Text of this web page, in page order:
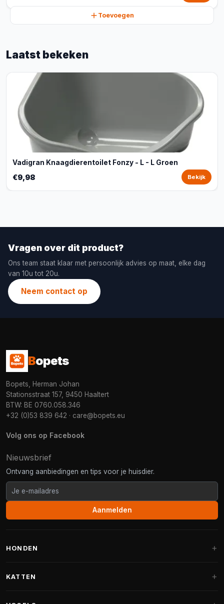
Toevoegen
Laatst bekeken
Vadigran Knaagdierentoilet Fonzy - L - L Groen
€9,98 Bekijk
Vragen over dit product?
Ons team staat klaar met persoonlijk advies op maat, elke dag
van 10u tot 20u.
Neem contact op
Bopets
Bopets, Herman Johan
Stationsstraat 157, 9450 Haaltert
BTW: BE 0760.058.346
+32 (0)53 839 642 · care@bopets.eu
Volg ons op Facebook
Nieuwsbrief
Ontvang aanbiedingen en tips voor je huisdier.
Aanmelden
HONDEN
KATTEN